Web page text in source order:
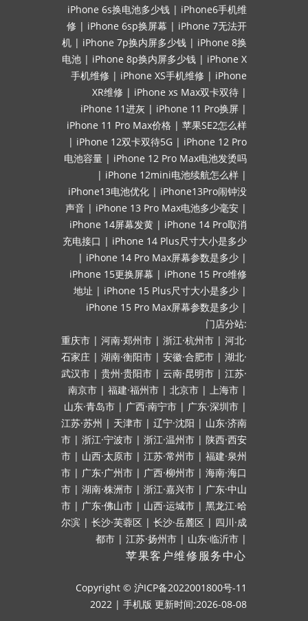
iPhone 6s换电池多少钱 | iPhone6手机维
修 | iPhone 6sp换屏幕 | iPhone 7无法开
机 | iPhone 7p换内屏多少钱 | iPhone 8换
电池 | iPhone 8p换内屏多少钱 | iPhone X
手机维修 | iPhone XS手机维修 | iPhone
XR维修 | iPhone xs Max双卡双待 |
iPhone 11进灰 | iPhone 11 Pro换屏 |
iPhone 11 Pro Max价格 | 苹果SE2怎么样
| iPhone 12双卡双待5G | iPhone 12 Pro
电池容量 | iPhone 12 Pro Max电池发烫吗
| iPhone 12mini电池续航怎么样 |
iPhone13电池优化 | iPhone13Pro闹钟没
声音 | iPhone 13 Pro Max电池多少毫安 |
iPhone 14屏幕发黄 | iPhone 14 Pro取消
充电接口 | iPhone 14 Plus尺寸大小是多少
| iPhone 14 Pro Max屏幕参数是多少 |
iPhone 15更换屏幕 | iPhone 15 Pro维修
地址 | iPhone 15 Plus尺寸大小是多少 |
iPhone 15 Pro Max屏幕参数是多少 |
门店分站:
重庆市 | 河南·郑州市 | 浙江·杭州市 | 河北·
石家庄 | 湖南·衡阳市 | 安徽·合肥市 | 湖北·
武汉市 | 贵州·贵阳市 | 云南·昆明市 | 江苏·
南京市 | 福建·福州市 | 北京市 | 上海市 |
山东·青岛市 | 广西·南宁市 | 广东·深圳市 |
江苏·苏州 | 天津市 | 辽宁·沈阳 | 山东·济南
市 | 浙江·宁波市 | 浙江·温州市 | 陕西·西安
市 | 山西·太原市 | 江苏·常州市 | 福建·泉州
市 | 广东·广州市 | 广西·柳州市 | 海南·海口
市 | 湖南·株洲市 | 浙江·嘉兴市 | 广东·中山
市 | 广东·佛山市 | 山西·运城市 | 黑龙江·哈
尔滨 | 长沙·芙蓉区 | 长沙·岳麓区 | 四川·成
都市 | 江苏·扬州市 | 山东·临沂市 |
苹果客户维修服务中心
Copyright © 沪ICP备2022001800号-11
2022 | 手机版 更新时间:2026-08-08